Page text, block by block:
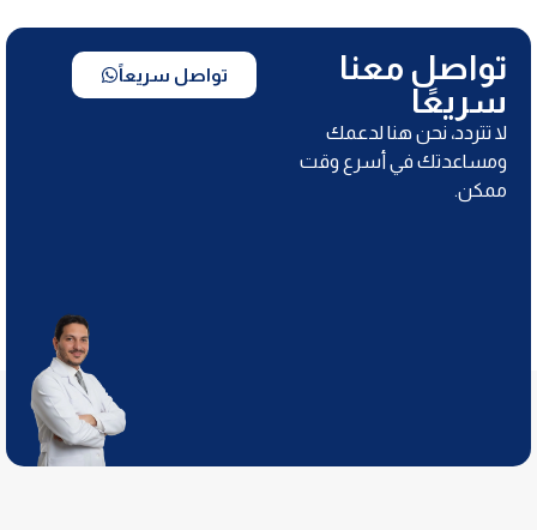
تواصل معنا
سريعًا
لا تتردد، نحن هنا لدعمك
ومساعدتك في أسرع وقت
ممكن.
تواصل سريعاً